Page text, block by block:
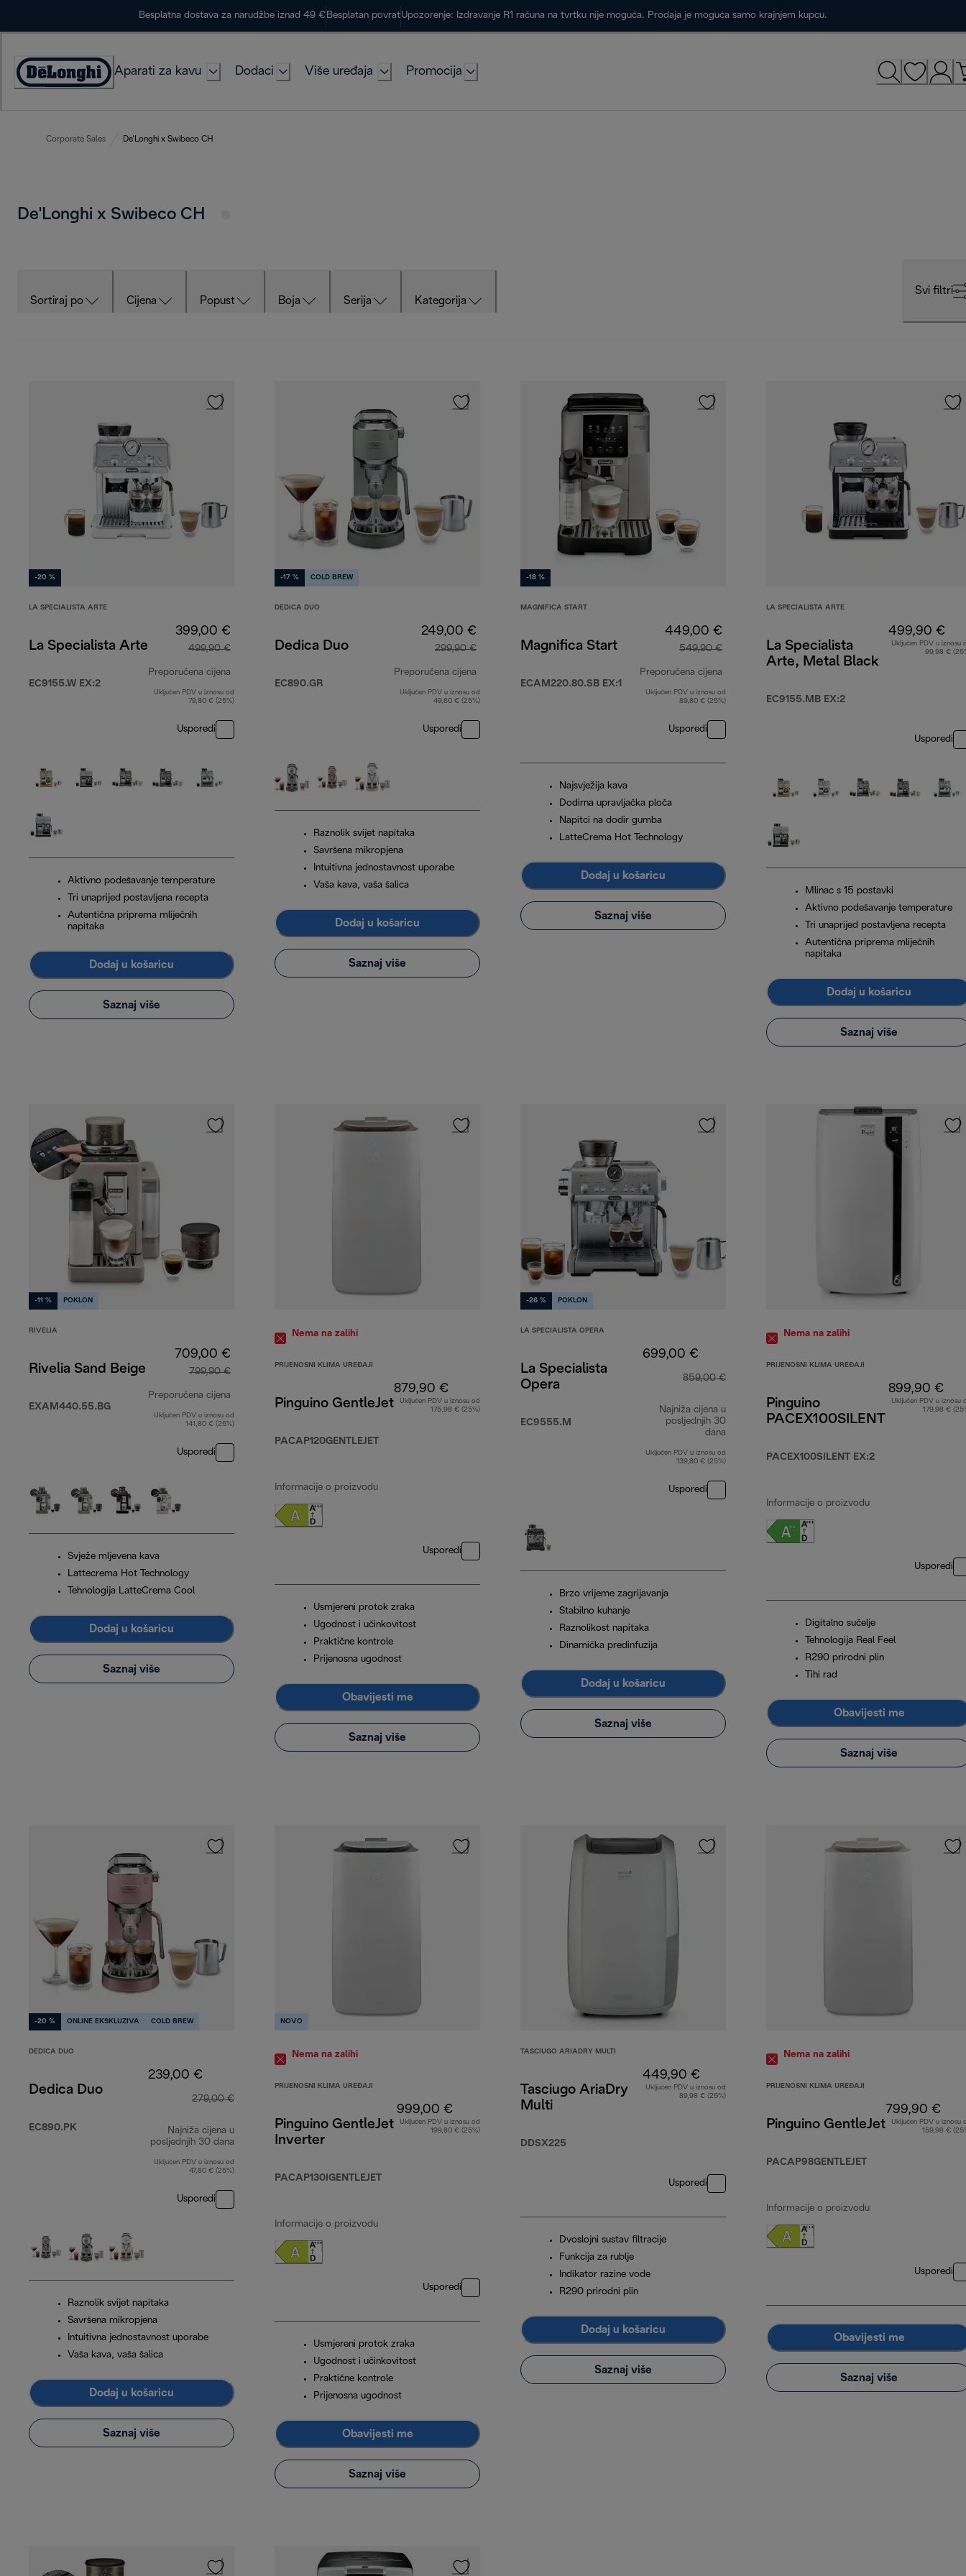
Besplatna dostava za narudžbe iznad 49 € Besplatan povratUpozorenje: Izdravanje R1 računa na tvrtku nije moguća. Prodaja je moguća samo krajnjem kupcu.
Accessibility
Aparati za kavu Dodaci Više uređaja Promocija
Corporate Sales De'Longhi x Swibeco CH
De'Longhi x Swibeco CH
Sortiraj po Cijena Popust Boja Serija Kategorija
Svi filtri
-20 %
LA SPECIALISTA ARTE
La Specialista Arte
EC9155.W EX:2
399,00 €
499,90 €
Preporučena cijena
izvorna cijena 499,90 €
Uključen PDV u iznosu od
79,80 € (25%)
Usporedi
Aktivno podešavanje temperature
Tri unaprijed postavljena recepta
Autentična priprema mliječnih
napitaka
Dodaj u košaricu
Saznaj više
-17 % COLD BREW
DEDICA DUO
Dedica Duo
EC890.GR
249,00 €
299,90 €
Preporučena cijena
izvorna cijena 299,90 €
Uključen PDV u iznosu od
49,80 € (25%)
Usporedi
Raznolik svijet napitaka
Savršena mikropjena
Intuitivna jednostavnost uporabe
Vaša kava, vaša šalica
Dodaj u košaricu
Saznaj više
-18 %
MAGNIFICA START
Magnifica Start
ECAM220.80.SB EX:1
449,00 €
549,90 €
Preporučena cijena
izvorna cijena 549,90 €
Uključen PDV u iznosu od
89,80 € (25%)
Usporedi
Najsvježija kava
Dodirna upravljačka ploča
Napitci na dodir gumba
LatteCrema Hot Technology
Dodaj u košaricu
Saznaj više
LA SPECIALISTA ARTE
La Specialista
Arte, Metal Black
EC9155.MB EX:2
499,90 €
Uključen PDV u iznosu
99,98 €
Usporedi
Mlinac s 15 postavki
Aktivno podešavanje temperature
Tri unaprijed postavljena recepta
Autentična priprema mliječnih
napitaka
Dodaj u košaricu
Saznaj više
-11 % POKLON
RIVELIA
Rivelia Sand Beige
EXAM440.55.BG
709,00 €
799,90 €
Preporučena cijena
izvorna cijena 799,90 €
Uključen PDV u iznosu od
141,80 € (25%)
Usporedi
Svježe mljevena kava
Lattecrema Hot Technology
Tehnologija LatteCrema Cool
Dodaj u košaricu
Saznaj više
Nema na zalihi
PRIJENOSNI KLIMA UREĐAJI
Pinguino GentleJet
PACAP120GENTLEJET
879,90 €
Uključen PDV u iznosu od
175,98 € (25%)
Informacije o proizvodu
Usporedi
Usmjereni protok zraka
Ugodnost i učinkovitost
Praktične kontrole
Prijenosna ugodnost
Obavijesti me
Saznaj više
-26 % POKLON
LA SPECIALISTA OPERA
La Specialista
Opera
EC9555.M
699,00 €
859,00 €
Najniža cijena u
posljednjih 30
dana
Uključen PDV u iznosu od
139,80 € (25%)
Usporedi
Brzo vrijeme zagrijavanja
Stabilno kuhanje
Raznolikost napitaka
Dinamička predinfuzija
Dodaj u košaricu
Saznaj više
Nema na zalihi
PRIJENOSNI KLIMA UREĐAJI
Pinguino
PACEX100SILENT
PACEX100SILENT EX:2
899,90 €
Uključen PDV u iznosu
179,98 €
Informacije o proizvodu
Usporedi
Digitalno sučelje
Tehnologija Real Feel
R290 prirodni plin
Tihi rad
Obavijesti me
Saznaj više
-20 % ONLINE EKSKLUZIVA COLD BREW
DEDICA DUO
Dedica Duo
EC890.PK
239,00 €
279,00 €
Najniža cijena u
posljednjih 30 dana
Uključen PDV u iznosu od
47,80 € (25%)
Usporedi
Raznolik svijet napitaka
Savršena mikropjena
Intuitivna jednostavnost uporabe
Vaša kava, vaša šalica
Dodaj u košaricu
Saznaj više
NOVO
Nema na zalihi
PRIJENOSNI KLIMA UREĐAJI
Pinguino GentleJet
Inverter
PACAP130IGENTLEJET
999,00 €
Uključen PDV u iznosu od
199,80 € (25%)
Informacije o proizvodu
Usporedi
Usmjereni protok zraka
Ugodnost i učinkovitost
Praktične kontrole
Prijenosna ugodnost
Obavijesti me
Saznaj više
TASCIUGO ARIADRY MULTI
Tasciugo AriaDry
Multi
DDSX225
449,90 €
Uključen PDV u iznosu od
89,98 € (25%)
Usporedi
Dvoslojni sustav filtracije
Funkcija za rublje
Indikator razine vode
R290 prirodni plin
Dodaj u košaricu
Saznaj više
Nema na zalihi
PRIJENOSNI KLIMA UREĐAJI
Pinguino GentleJet
PACAP98GENTLEJET
799,90 €
Uključen PDV u iznosu
159,98 €
Informacije o proizvodu
Usporedi
Obavijesti me
Saznaj više